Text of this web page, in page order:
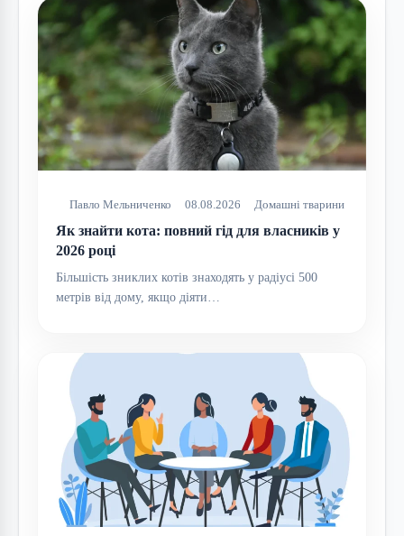
Павло Мельниченко 08.08.2026 Домашні тварини
Як знайти кота: повний гід для власників у
2026 році
Більшість зниклих котів знаходять у радіусі 500
метрів від дому, якщо діяти…